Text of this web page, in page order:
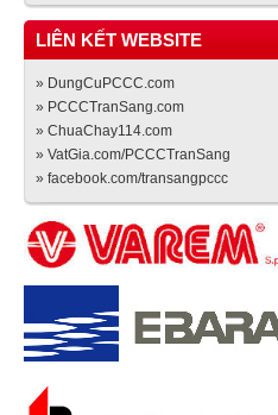
LIÊN KẾT WEBSITE
» DungCuPCCC.com
» PCCCTranSang.com
» ChuaChay114.com
» VatGia.com/PCCCTranSang
» facebook.com/transangpccc